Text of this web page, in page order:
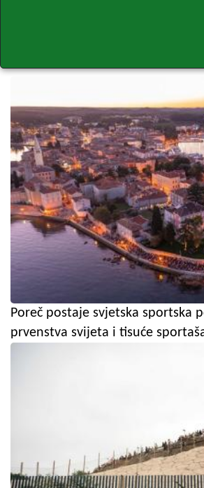
Poreč postaje svjetska sportska
prvenstva svijeta i tisuće